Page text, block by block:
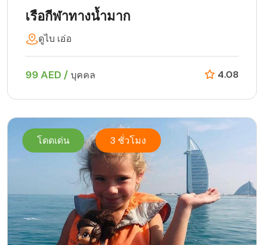
เรือกีฬาทางน้ำมาก
ดูไบ เอ่อ
99 AED / บุคคล 4.08
โดดเด่น 3 ชั่วโมง